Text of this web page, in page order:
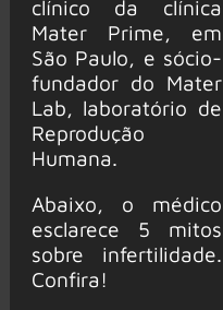
clínico da clínica
Mater Prime, em
São Paulo, e sócio-
fundador do Mater
Lab, laboratório de
Reprodução
Humana.
Abaixo, o médico
esclarece 5 mitos
sobre infertilidade.
Confira!